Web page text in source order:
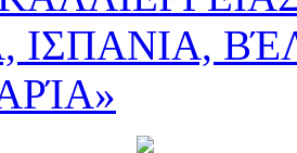
ΙΣΠΑΝΙΑ,